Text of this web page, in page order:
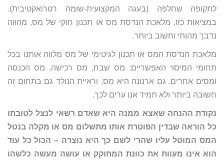
לתקופה שחלפה (בעגה המקצועית-שומה רטרואקטיבית).
במציאות כזו, מלאכת הנדסת מס או תכנון חוקי של מס, מהווה
נדבך מהותי וחשוב ביותר.
מלאכת הנדסת המס או תכנון לגיטימי של מס מלווה אותנו בכל
תחומי המיסוי האפשריים: מס שבח, מס רכישה, מס הכנסה
ומסים אחרים. גם ארנונה היא מס, וראיית הנולד גם בתחום זה
חשובה ביותר ולא תמיד אנו ערים לכך.
נקודת ההנחה שאצא ממנה היא שאדם רשאי לנצל לטובתו
כל הוראה שבדין הפוטרת אותו מתשלום מס או מקלה בנטל
המס המוטל עליו שהרי לשם כך היא נוצרה – הכול כל עוד
הוא אינו מעוות את כוונת המחוקק או עושה מעשה כלשהו